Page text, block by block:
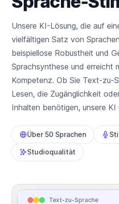
Unsere KI-Lösung, die auf
vielfältigen Satz von
beispiellose Robustheit und
Sprachsynthese und erreicht
Kompetenz. Ob Sie Text-zu-
Lesen, die Zugänglichkeit
Inhalten benötigen, unsere
Über 50 Sprachen
Studioqualität
Text-zu-Sprache